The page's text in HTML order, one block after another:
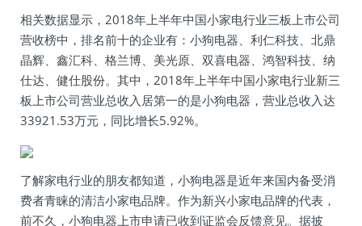
相关数据显示，2018年上半年中国小家电行业三板上市公司
营收榜中，排名前十的企业有：小狗电器、利仁科技、北鼎
晶辉、鑫汇科、格兰博、美光原、双喜电器、鸿智科技、纳
仕达、健仕股份。其中，2018年上半年中国小家电行业新三
板上市公司营业总收入居第一的是小狗电器，营业总收入达
33921.53万元，同比增长5.92%。
了解家电行业的朋友都知道，小狗电器是近年来国内备受消
费者青睐的清洁小家电品牌。作为新兴小家电品牌的代表，
前不久，小狗电器上市申请已收到证监会反馈意见。据披